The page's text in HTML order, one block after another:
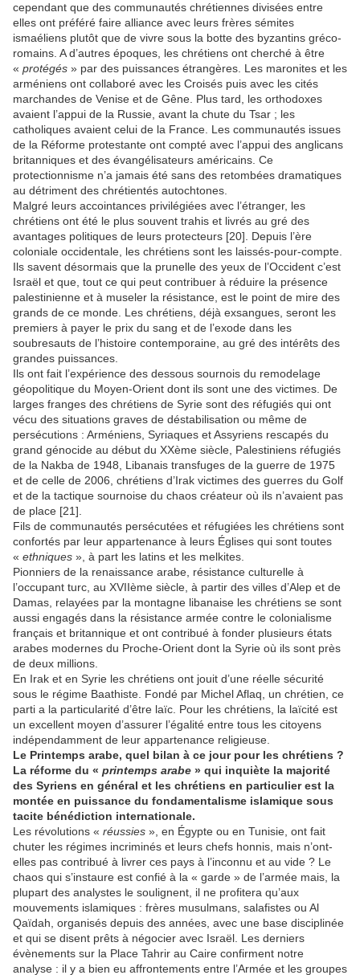
cependant que des communautés chrétiennes divisées entre
elles ont préféré faire alliance avec leurs frères sémites
ismaéliens plutôt que de vivre sous la botte des byzantins gréco-
romains. A d’autres époques, les chrétiens ont cherché à être
« protégés » par des puissances étrangères. Les maronites et les
arméniens ont collaboré avec les Croisés puis avec les cités
marchandes de Venise et de Gêne. Plus tard, les orthodoxes
avaient l’appui de la Russie, avant la chute du Tsar ; les
catholiques avaient celui de la France. Les communautés issues
de la Réforme protestante ont compté avec l’appui des anglicans
britanniques et des évangélisateurs américains. Ce
protectionnisme n’a jamais été sans des retombées dramatiques
au détriment des chrétientés autochtones.
Malgré leurs accointances privilégiées avec l’étranger, les
chrétiens ont été le plus souvent trahis et livrés au gré des
avantages politiques de leurs protecteurs [20]. Depuis l’ère
coloniale occidentale, les chrétiens sont les laissés-pour-compte.
Ils savent désormais que la prunelle des yeux de l’Occident c’est
Israël et que, tout ce qui peut contribuer à réduire la présence
palestinienne et à museler la résistance, est le point de mire des
grands de ce monde. Les chrétiens, déjà exsangues, seront les
premiers à payer le prix du sang et de l’exode dans les
soubresauts de l’histoire contemporaine, au gré des intérêts des
grandes puissances.
Ils ont fait l’expérience des dessous sournois du remodelage
géopolitique du Moyen-Orient dont ils sont une des victimes. De
larges franges des chrétiens de Syrie sont des réfugiés qui ont
vécu des situations graves de déstabilisation ou même de
persécutions : Arméniens, Syriaques et Assyriens rescapés du
grand génocide au début du XXème siècle, Palestiniens réfugiés
de la Nakba de 1948, Libanais transfuges de la guerre de 1975
et de celle de 2006, chrétiens d’Irak victimes des guerres du Golf
et de la tactique sournoise du chaos créateur où ils n’avaient pas
de place [21].
Fils de communautés persécutées et réfugiées les chrétiens sont
confortés par leur appartenance à leurs Églises qui sont toutes
« ethniques », à part les latins et les melkites.
Pionniers de la renaissance arabe, résistance culturelle à
l’occupant turc, au XVIIème siècle, à partir des villes d’Alep et de
Damas, relayées par la montagne libanaise les chrétiens se sont
aussi engagés dans la résistance armée contre le colonialisme
français et britannique et ont contribué à fonder plusieurs états
arabes modernes du Proche-Orient dont la Syrie où ils sont près
de deux millions.
En Irak et en Syrie les chrétiens ont jouit d’une réelle sécurité
sous le régime Baathiste. Fondé par Michel Aflaq, un chrétien, ce
parti a la particularité d’être laïc. Pour les chrétiens, la laïcité est
un excellent moyen d’assurer l’égalité entre tous les citoyens
indépendamment de leur appartenance religieuse.
Le Printemps arabe, quel bilan à ce jour pour les chrétiens ?
La réforme du « printemps arabe » qui inquiète la majorité
des Syriens en général et les chrétiens en particulier est la
montée en puissance du fondamentalisme islamique sous
tacite bénédiction internationale.
Les révolutions « réussies », en Égypte ou en Tunisie, ont fait
chuter les régimes incriminés et leurs chefs honnis, mais n’ont-
elles pas contribué à livrer ces pays à l’inconnu et au vide ? Le
chaos qui s’instaure est confié à la « garde » de l’armée mais, la
plupart des analystes le soulignent, il ne profitera qu’aux
mouvements islamiques : frères musulmans, salafistes ou Al
Qaïdah, organisés depuis des années, avec une base disciplinée
et qui se disent prêts à négocier avec Israël. Les derniers
évènements sur la Place Tahrir au Caire confirment notre
analyse : il y a bien eu affrontements entre l’Armée et les groupes